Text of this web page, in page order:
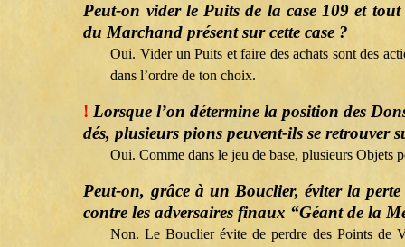
Peut-on vider le Puits de la case 109 et
du Marchand présent sur cette case ?
Oui. Vider un Puits et faire des achats sont des
dans l’ordre de ton choix.
! Lorsque l’on détermine la position des
dés, plusieurs pions peuvent-ils se retrouver
Oui. Comme dans le jeu de base, plusieurs Objets
Peut-on, grâce à un Bouclier, éviter la
contre les adversaires finaux “Géant de la
Non. Le Bouclier évite de perdre des Points de